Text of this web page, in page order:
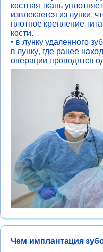
костная ткань
извлекается из лунки,
плотное крепление
кости.
• в лунку удаленного
в лунку, где ранее
операции проводятся
Чем имплантация